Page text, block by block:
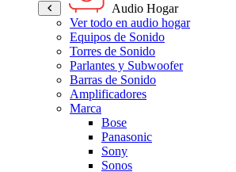
Audio Hogar
Ver todo en audio hogar
Equipos de Sonido
Torres de Sonido
Parlantes y Subwoofer
Barras de Sonido
Amplificadores
Marca
Bose
Panasonic
Sony
Sonos